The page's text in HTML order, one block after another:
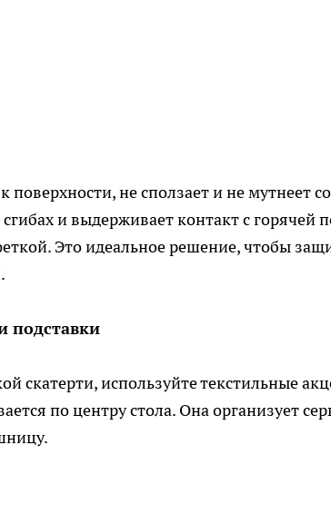
поверхности, не сползает и не мутнеет
и выдерживает контакт с горячей
Это идеальное решение, чтобы
подставки
скатерти, используйте текстильные
по центру стола. Она организует